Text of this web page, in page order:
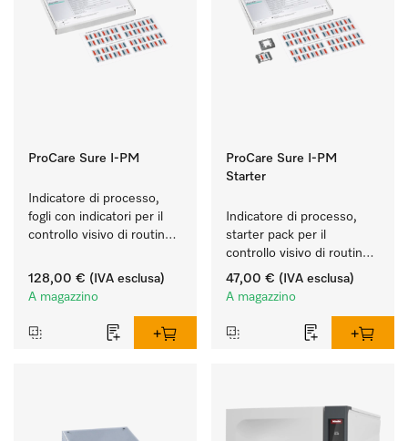
ProCare Sure I-PM
Indicatore di processo,
fogli con indicatori per il
controllo visivo di routine
disinfezione.
128,00 € (IVA esclusa)
A magazzino
ProCare Sure I-PM
Starter
Indicatore di processo,
starter pack per il
controllo visivo di routine
nel processo di lavaggio e
disinfezione.
47,00 € (IVA esclusa)
A magazzino